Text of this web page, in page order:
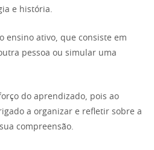
e história.
ensino ativo, que consiste em
pessoa ou simular uma
do aprendizado, pois ao
a organizar e refletir sobre a
compreensão.